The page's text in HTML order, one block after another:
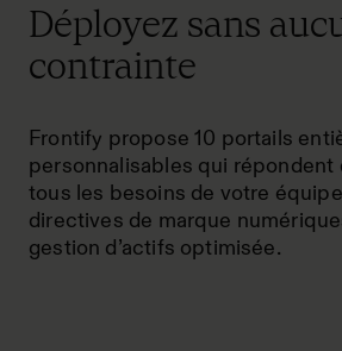
Déployez sans
contrainte
Frontify propose 10 portails
personnalisables qui répondent
tous les besoins de votre
directives de marque
gestion d’actifs optimisée.